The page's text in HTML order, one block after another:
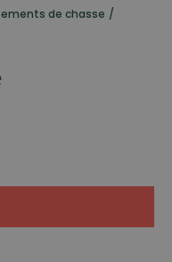
de chasse /